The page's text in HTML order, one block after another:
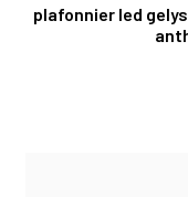
plafonnier led